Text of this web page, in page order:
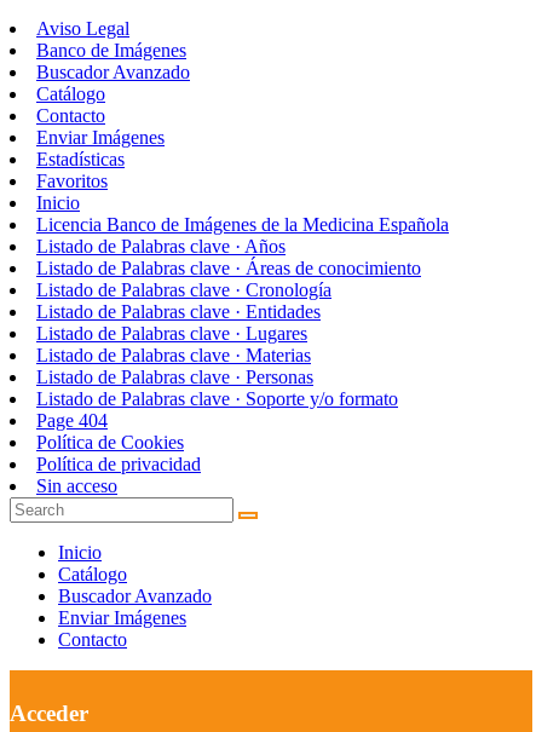
Aviso Legal
Banco de Imágenes
Buscador Avanzado
Catálogo
Contacto
Enviar Imágenes
Estadísticas
Favoritos
Inicio
Licencia Banco de Imágenes de la Medicina Española
Listado de Palabras clave · Años
Listado de Palabras clave · Áreas de conocimiento
Listado de Palabras clave · Cronología
Listado de Palabras clave · Entidades
Listado de Palabras clave · Lugares
Listado de Palabras clave · Materias
Listado de Palabras clave · Personas
Listado de Palabras clave · Soporte y/o formato
Page 404
Política de Cookies
Política de privacidad
Sin acceso
Inicio
Catálogo
Buscador Avanzado
Enviar Imágenes
Contacto
Acceder